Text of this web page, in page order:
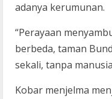
adanya kerumunan.
“Perayaan
berbeda, taman
sekali, tanpa
Kobar menjelma